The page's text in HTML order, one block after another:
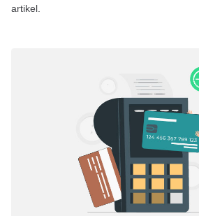
artikel.